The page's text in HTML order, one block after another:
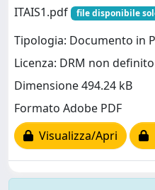
ITAIS1.pdf
file disponibile
Tipologia: Documento in
Licenza: DRM non definito
Dimensione 494.24 kB
Formato Adobe PDF
Visualizza/Apri